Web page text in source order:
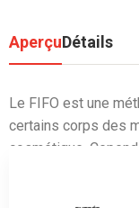
AperçuDétails
Le FIFO est une
certains corps des
cosmétique.
dans toutes les
facilite le maintien